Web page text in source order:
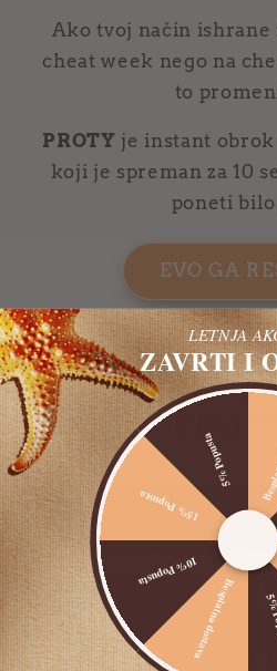
Ako tvoj način
cheat week nego na
to
PROTY je instant obrok
koji je spreman za 10
poneti
EVO GA
PROTEINSKI
OBROK -PROTY
LETNJA
ZAVRTI I
Besplatna dostava
10% Popusta
15% Popusta
5% Popusta